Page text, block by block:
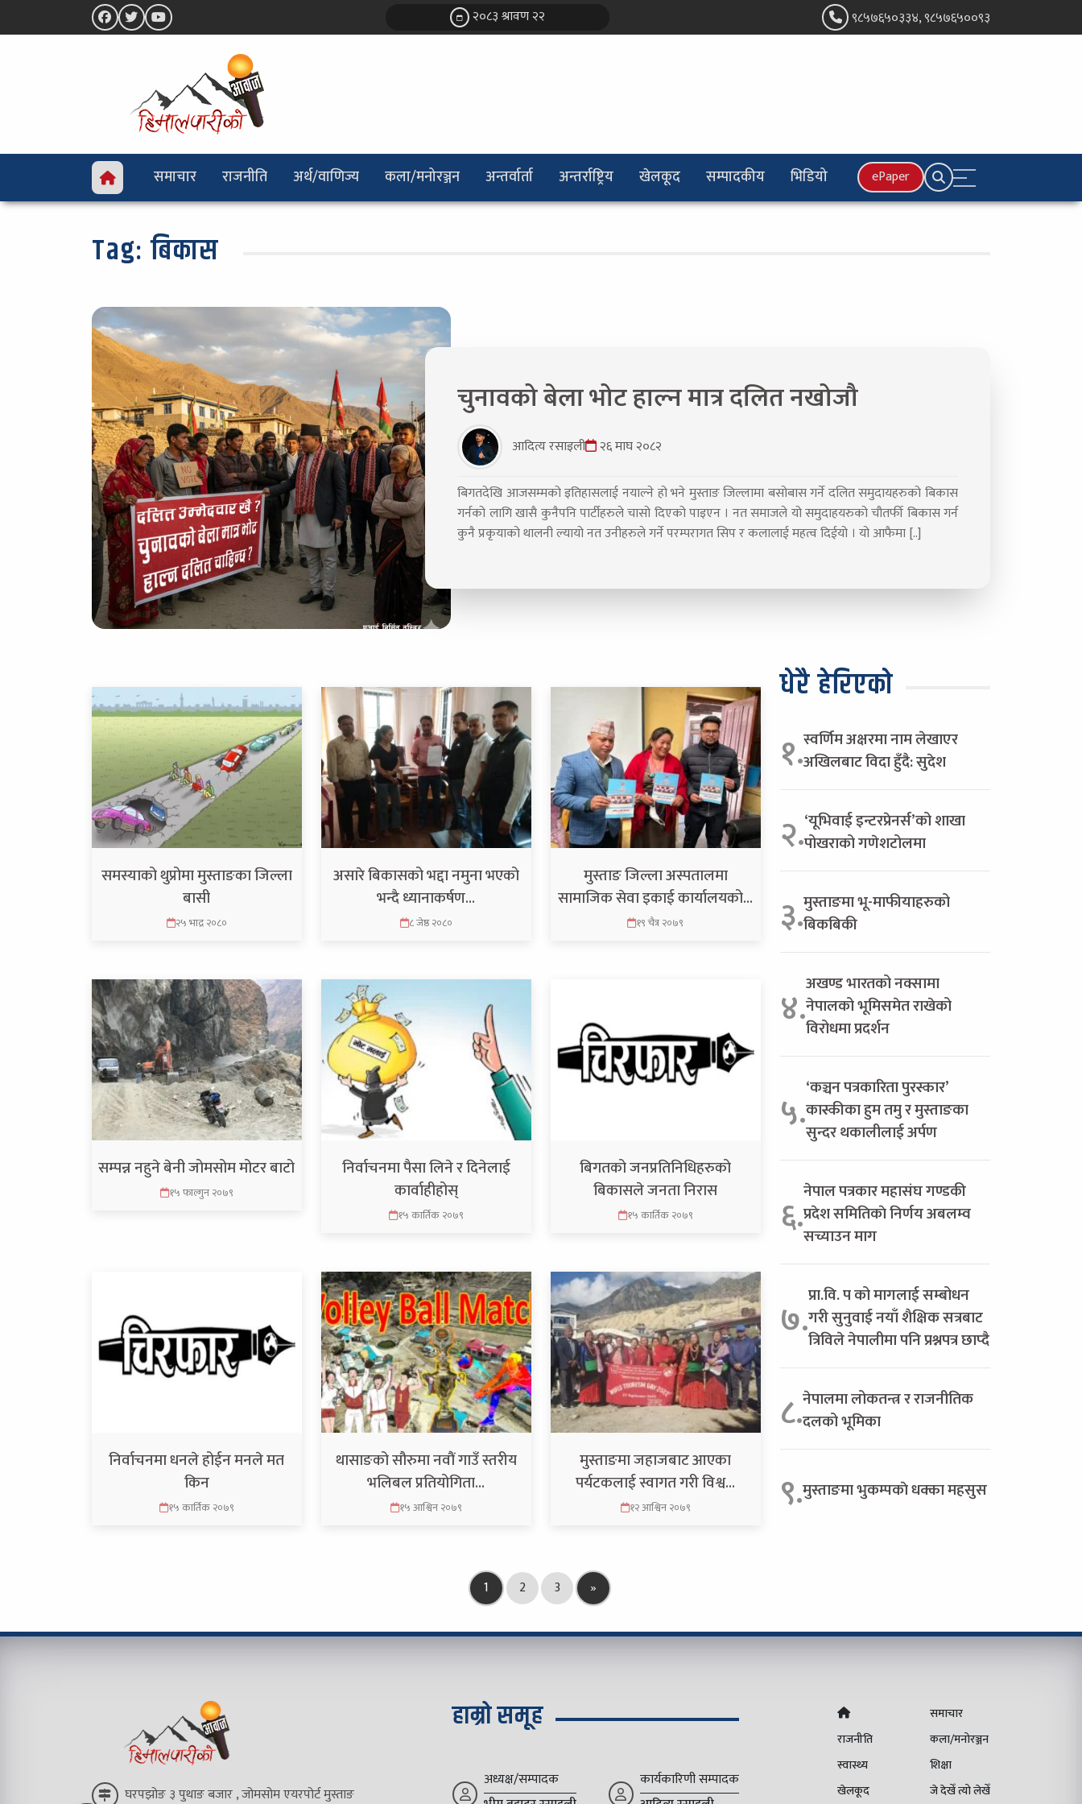
२०८३ श्रावण २२ ९८५७६५०३३४, ९८५७६५००९३
समाचार राजनीति अर्थ/वाणिज्य कला/मनोरञ्जन अन्तर्वार्ता अन्तर्राष्ट्रिय खेलकूद सम्पादकीय भिडियो ePaper
Tag:बिकास
चुनावको बेला भोट हाल्न मात्र दलित नखोजौ
आदित्य रसाइली २६ माघ २०८२
बिगतदेखि आजसम्मको इतिहासलाई नयाल्ने हो भने मुस्ताङ जिल्लामा बसोबास गर्ने दलित समुदायहरुको बिकास
गर्नको लागि खासै कुनैपनि पार्टीहरुले चासो दिएको पाइएन । नत समाजले यो समुदाहयरुको चौतर्फी बिकास गर्न
कुनै प्रकृयाको थालनी ल्यायो नत उनीहरुले गर्ने परम्परागत सिप र कलालाई महत्व दिईयो । यो आफैमा [..]
समस्याको थुप्रोमा मुस्ताङका जिल्ला
बासी
२५ भाद्र २०८०
असारे बिकासको भद्दा नमुना भएको
भन्दै ध्यानाकर्षण…
८ जेष्ठ २०८०
मुस्ताङ जिल्ला अस्पतालमा
सामाजिक सेवा इकाई कार्यालयको…
१९ चैत्र २०७९
सम्पन्न नहुने बेनी जोमसोम मोटर बाटो
१५ फाल्गुन २०७९
निर्वाचनमा पैसा लिने र दिनेलाई
कार्वाहीहोस्
१५ कार्तिक २०७९
बिगतको जनप्रतिनिधिहरुको
बिकासले जनता निरास
१५ कार्तिक २०७९
निर्वाचनमा धनले होईन मनले मत
किन
१५ कार्तिक २०७९
थासाङको सौरुमा नवौं गाउँ स्तरीय
भलिबल प्रतियोगिता…
१५ आश्विन २०७९
मुस्ताङमा जहाजबाट आएका
पर्यटकलाई स्वागत गरी विश्व…
१२ आश्विन २०७९
धेरै हेरिएको
१.स्वर्णिम अक्षरमा नाम लेखाएर
अखिलबाट विदा हुँदै: सुदेश
२.‘यूभिवाई इन्टरप्रेनर्स’को शाखा
पोखराको गणेशटोलमा
३.मुस्ताङमा भू-माफीयाहरुको
बिकबिकी
४.अखण्ड भारतको नक्सामा
नेपालको भूमिसमेत राखेको
विरोधमा प्रदर्शन
५.‘कञ्चन पत्रकारिता पुरस्कार’
कास्कीका हुम तमु र मुस्ताङका
सुन्दर थकालीलाई अर्पण
६.नेपाल पत्रकार महासंघ गण्डकी
प्रदेश समितिकाे निर्णय अबलम्व
सच्याउन माग
७.प्रा.वि. प को मागलाई सम्बोधन
गरी सुनुवाई नयाँ शैक्षिक सत्रबाट
त्रिविले नेपालीमा पनि प्रश्नपत्र छाप्दै
८.नेपालमा लोकतन्त्र र राजनीतिक
दलको भूमिका
९.मुस्ताङमा भुकम्पकाे धक्का महसुस
1 2 3 »
घरपझोङ ३ पुथाङ बजार , जोमसोम एयरपोर्ट मुस्ताङ
हाम्रो समूह
अध्यक्ष/सम्पादक
कार्यकारिणी सम्पादक
समाचार
राजनीति
कला/मनोरञ्जन
स्वास्थ्य
शिक्षा
खेलकूद
जे देखेँ त्यो लेखेँ